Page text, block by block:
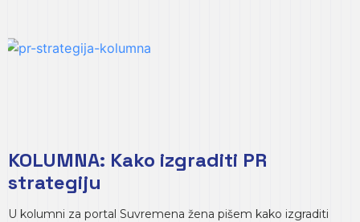
KOLUMNA: Kako izgraditi PR
strategiju
U kolumni za portal Suvremena žena pišem kako izgraditi